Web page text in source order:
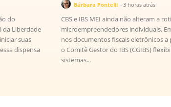
do
da Liberdade
suas
dispensa
Bárbara Pontelli - 3 horas atrás
CBS e IBS MEI ainda não alteram a
microempreendedores individuais.
nos documentos fiscais eletrônicos a
o Comitê Gestor do IBS (CGIBS)
sistemas...